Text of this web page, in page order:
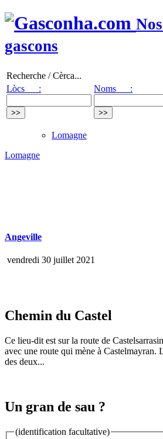
gascons
Recherche / Cèrca...
Lòcs :
Noms :
Lomagne
Lomagne
Angeville
vendredi 30 juillet 2021
Chemin du Castel
Ce lieu-dit est sur la route de
avec une route qui mène à Castelmayran.
des deux...
Un gran de sau ?
(identification facultative)